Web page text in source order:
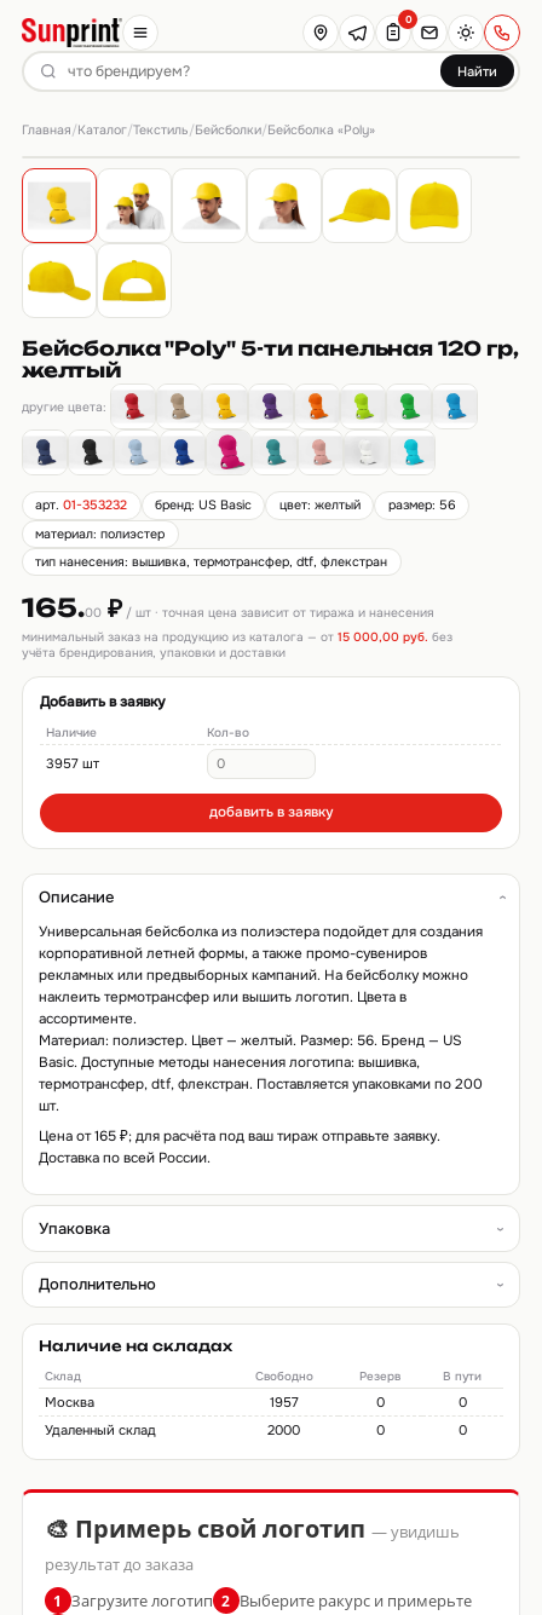
Найти
0
Главная/Каталог/Текстиль/Бейсболки/Бейсболка «Poly»
Бейсболка "Poly" 5-ти панельная 120 гр,
желтый
другие цвета:
арт.01-353232 бренд: US Basic цвет: желтый
размер: 56
материал: полиэстер
тип нанесения: вышивка, термотрансфер, dtf, флекстран
165.00₽/ шт · точная цена зависит от тиража и нанесения
минимальный заказ на продукцию из каталога — от 15 000,00 руб. без
учёта брендирования, упаковки и доставки
Добавить в заявку
Наличие Кол-во
3957 шт
добавить в заявку
Описание
Универсальная бейсболка из полиэстера подойдет для создания
корпоративной летней формы, а также промо-сувениров
рекламных или предвыборных кампаний. На бейсболку можно
наклеить термотрансфер или вышить логотип. Цвета в
ассортименте.
Материал: полиэстер. Цвет — желтый. Размер: 56. Бренд — US
Basic. Доступные методы нанесения логотипа: вышивка,
термотрансфер, dtf, флекстран. Поставляется упаковками по 200
шт.
Цена от 165 ₽; для расчёта под ваш тираж отправьте заявку.
Доставка по всей России.
Упаковка
Дополнительно
Наличие на складах
Склад Свободно Резерв В пути
Москва 1957 0
0
Удаленный склад
2000 0 0
🎨 Примерь свой логотип — увидишь
результат до заказа
1 Загрузите логотип 2 Выберите ракурс и примерьте